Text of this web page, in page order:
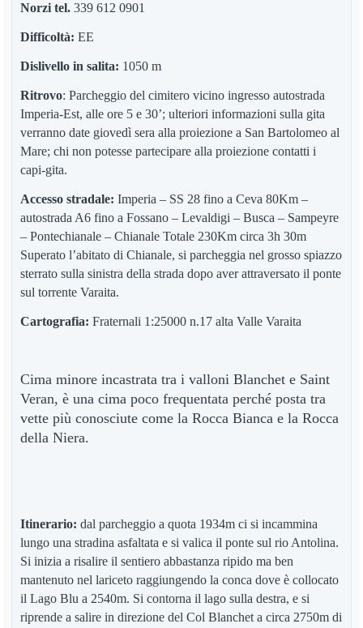
Norzi tel.339 612 0901
Difficoltà:EE
Dislivello in salita: 1050 m
Ritrovo: Parcheggio del cimitero vicino ingresso autostrada
Imperia-Est, alle ore 5 e 30’; ulteriori informazioni sulla gita
verranno date giovedì sera alla proiezione a San Bartolomeo al
Mare; chi non potesse partecipare alla proiezione contatti i
capi-gita.
Accesso stradale: Imperia – SS 28 fino a Ceva 80Km –
autostrada A6 fino a Fossano – Levaldigi – Busca – Sampeyre
– Pontechianale – Chianale Totale 230Km circa 3h 30m
Superato l’abitato di Chianale, si parcheggia nel grosso spiazzo
sterrato sulla sinistra della strada dopo aver attraversato il ponte
sul torrente Varaita.
Cartografia:Fraternali 1:25000 n.17 alta Valle Varaita
Cima minore incastrata tra i valloni Blanchet e Saint
Veran, è una cima poco frequentata perché posta tra
vette più conosciute come la Rocca Bianca e la Rocca
della Niera.
Itinerario:dal parcheggio a quota 1934m ci si incammina
lungo una stradina asfaltata e si valica il ponte sul rio Antolina.
Si inizia a risalire il sentiero abbastanza ripido ma ben
mantenuto nel lariceto raggiungendo la conca dove è collocato
il Lago Blu a 2540m. Si contorna il lago sulla destra, e si
riprende a salire in direzione del Col Blanchet a circa 2750m di